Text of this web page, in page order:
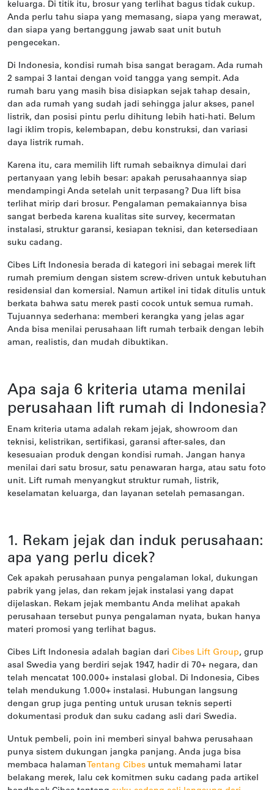
keluarga. Di titik itu, brosur yang terlihat bagus tidak cukup.
Anda perlu tahu siapa yang memasang, siapa yang merawat,
dan siapa yang bertanggung jawab saat unit butuh
pengecekan.
Di Indonesia, kondisi rumah bisa sangat beragam. Ada rumah
2 sampai 3 lantai dengan void tangga yang sempit. Ada
rumah baru yang masih bisa disiapkan sejak tahap desain,
dan ada rumah yang sudah jadi sehingga jalur akses, panel
listrik, dan posisi pintu perlu dihitung lebih hati-hati. Belum
lagi iklim tropis, kelembapan, debu konstruksi, dan variasi
daya listrik rumah.
Karena itu, cara memilih lift rumah sebaiknya dimulai dari
pertanyaan yang lebih besar: apakah perusahaannya siap
mendampingi Anda setelah unit terpasang? Dua lift bisa
terlihat mirip dari brosur. Pengalaman pemakaiannya bisa
sangat berbeda karena kualitas site survey, kecermatan
instalasi, struktur garansi, kesiapan teknisi, dan ketersediaan
suku cadang.
Cibes Lift Indonesia berada di kategori ini sebagai merek lift
rumah premium dengan sistem screw-driven untuk kebutuhan
residensial dan komersial. Namun artikel ini tidak ditulis untuk
berkata bahwa satu merek pasti cocok untuk semua rumah.
Tujuannya sederhana: memberi kerangka yang jelas agar
Anda bisa menilai perusahaan lift rumah terbaik dengan lebih
aman, realistis, dan mudah dibuktikan.
Apa saja 6 kriteria utama menilai
perusahaan lift rumah di Indonesia?
Enam kriteria utama adalah rekam jejak, showroom dan
teknisi, kelistrikan, sertifikasi, garansi after-sales, dan
kesesuaian produk dengan kondisi rumah. Jangan hanya
menilai dari satu brosur, satu penawaran harga, atau satu foto
unit. Lift rumah menyangkut struktur rumah, listrik,
keselamatan keluarga, dan layanan setelah pemasangan.
1. Rekam jejak dan induk perusahaan:
apa yang perlu dicek?
Cek apakah perusahaan punya pengalaman lokal, dukungan
pabrik yang jelas, dan rekam jejak instalasi yang dapat
dijelaskan. Rekam jejak membantu Anda melihat apakah
perusahaan tersebut punya pengalaman nyata, bukan hanya
materi promosi yang terlihat bagus.
Cibes Lift Indonesia adalah bagian dari Cibes Lift Group, grup
asal Swedia yang berdiri sejak 1947, hadir di 70+ negara, dan
telah mencatat 100.000+ instalasi global. Di Indonesia, Cibes
telah mendukung 1.000+ instalasi. Hubungan langsung
dengan grup juga penting untuk urusan teknis seperti
dokumentasi produk dan suku cadang asli dari Swedia.
Untuk pembeli, poin ini memberi sinyal bahwa perusahaan
punya sistem dukungan jangka panjang. Anda juga bisa
membaca halaman
Tentang Cibes untuk memahami latar
belakang merek, lalu cek komitmen suku cadang pada artikel